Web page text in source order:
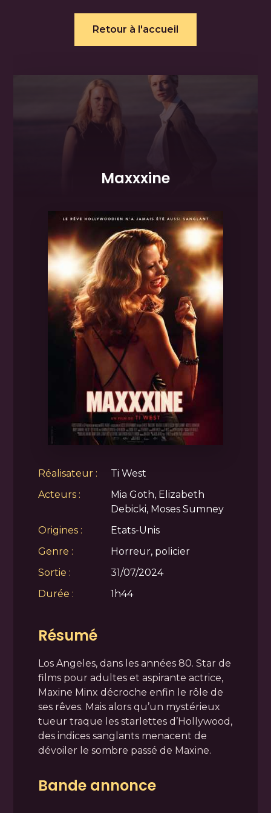
Retour à l'accueil
Maxxxine
Réalisateur :
Ti West
Acteurs :
Mia Goth, Elizabeth
Debicki, Moses Sumney
Origines :
Etats-Unis
Genre :
Horreur, policier
Sortie :
31/07/2024
Durée :
1h44
Résumé
Los Angeles, dans les années 80. Star de
films pour adultes et aspirante actrice,
Maxine Minx décroche enfin le rôle de
ses rêves. Mais alors qu’un mystérieux
tueur traque les starlettes d’Hollywood,
des indices sanglants menacent de
dévoiler le sombre passé de Maxine.
Bande annonce